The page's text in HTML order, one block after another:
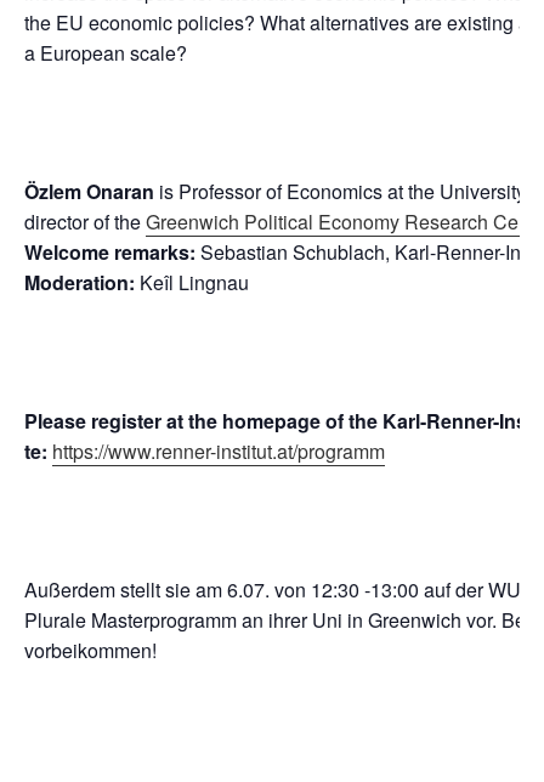
the EU eco­no­mic poli­ci­es? What alter­na­ti­ves are exis­ting
a Euro­pean scale?
Özlem Onar­an is Pro­fes­sor of Eco­no­mics at the Uni­ver­si­ty
direc­tor of theGreen­wich Poli­ti­cal Eco­no­my Rese­arch
Wel­co­me remarks: Sebas­ti­an Schub­lach, Karl-Renner-
Mode­ra­ti­on: Keîl Lingnau
Plea­se regis­ter at the home­page of the Karl-Ren­ner-
te: https://www.renner-institut.at/programm
Außer­dem stellt sie am 6.07. von 12:30 ‑13:00 auf derWU
Plu­ra­le Mas­ter­pro­gramm an ihrer Uni in Green­wich vor. Bei
vorbeikommen!